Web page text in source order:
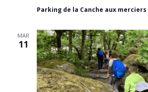
Parking de la Canche aux merciers
MAR
11